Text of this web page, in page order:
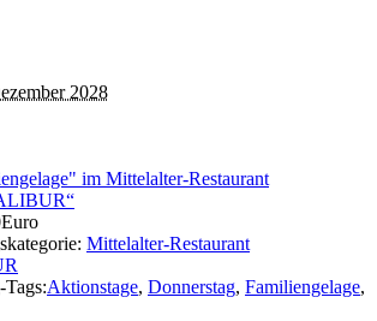
2028
im Mittelalter-Restaurant
Mittelalter-Restaurant
Tags:Aktionstage, Donnerstag, Familiengelage,